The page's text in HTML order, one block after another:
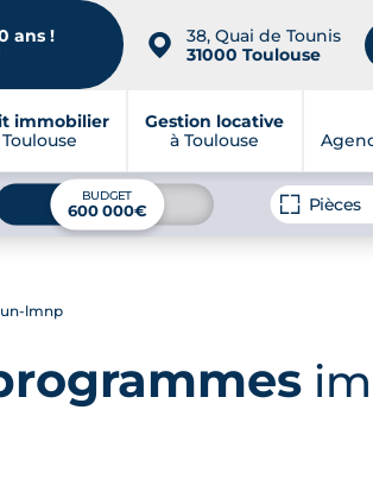
ans !
📍
38, Quai de Tounis
31000 Toulouse
immobilier
Gestion locative
à Toulouse
BUDGET
600 000€ Pièces
lmnp